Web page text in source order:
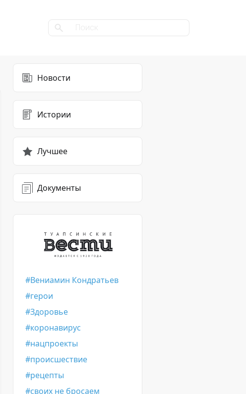
Новости
Истории
Лучшее
Документы
Вениамин Кондратьев
герои
Здоровье
коронавирус
нацпроекты
происшествие
рецепты
своих не бросаем